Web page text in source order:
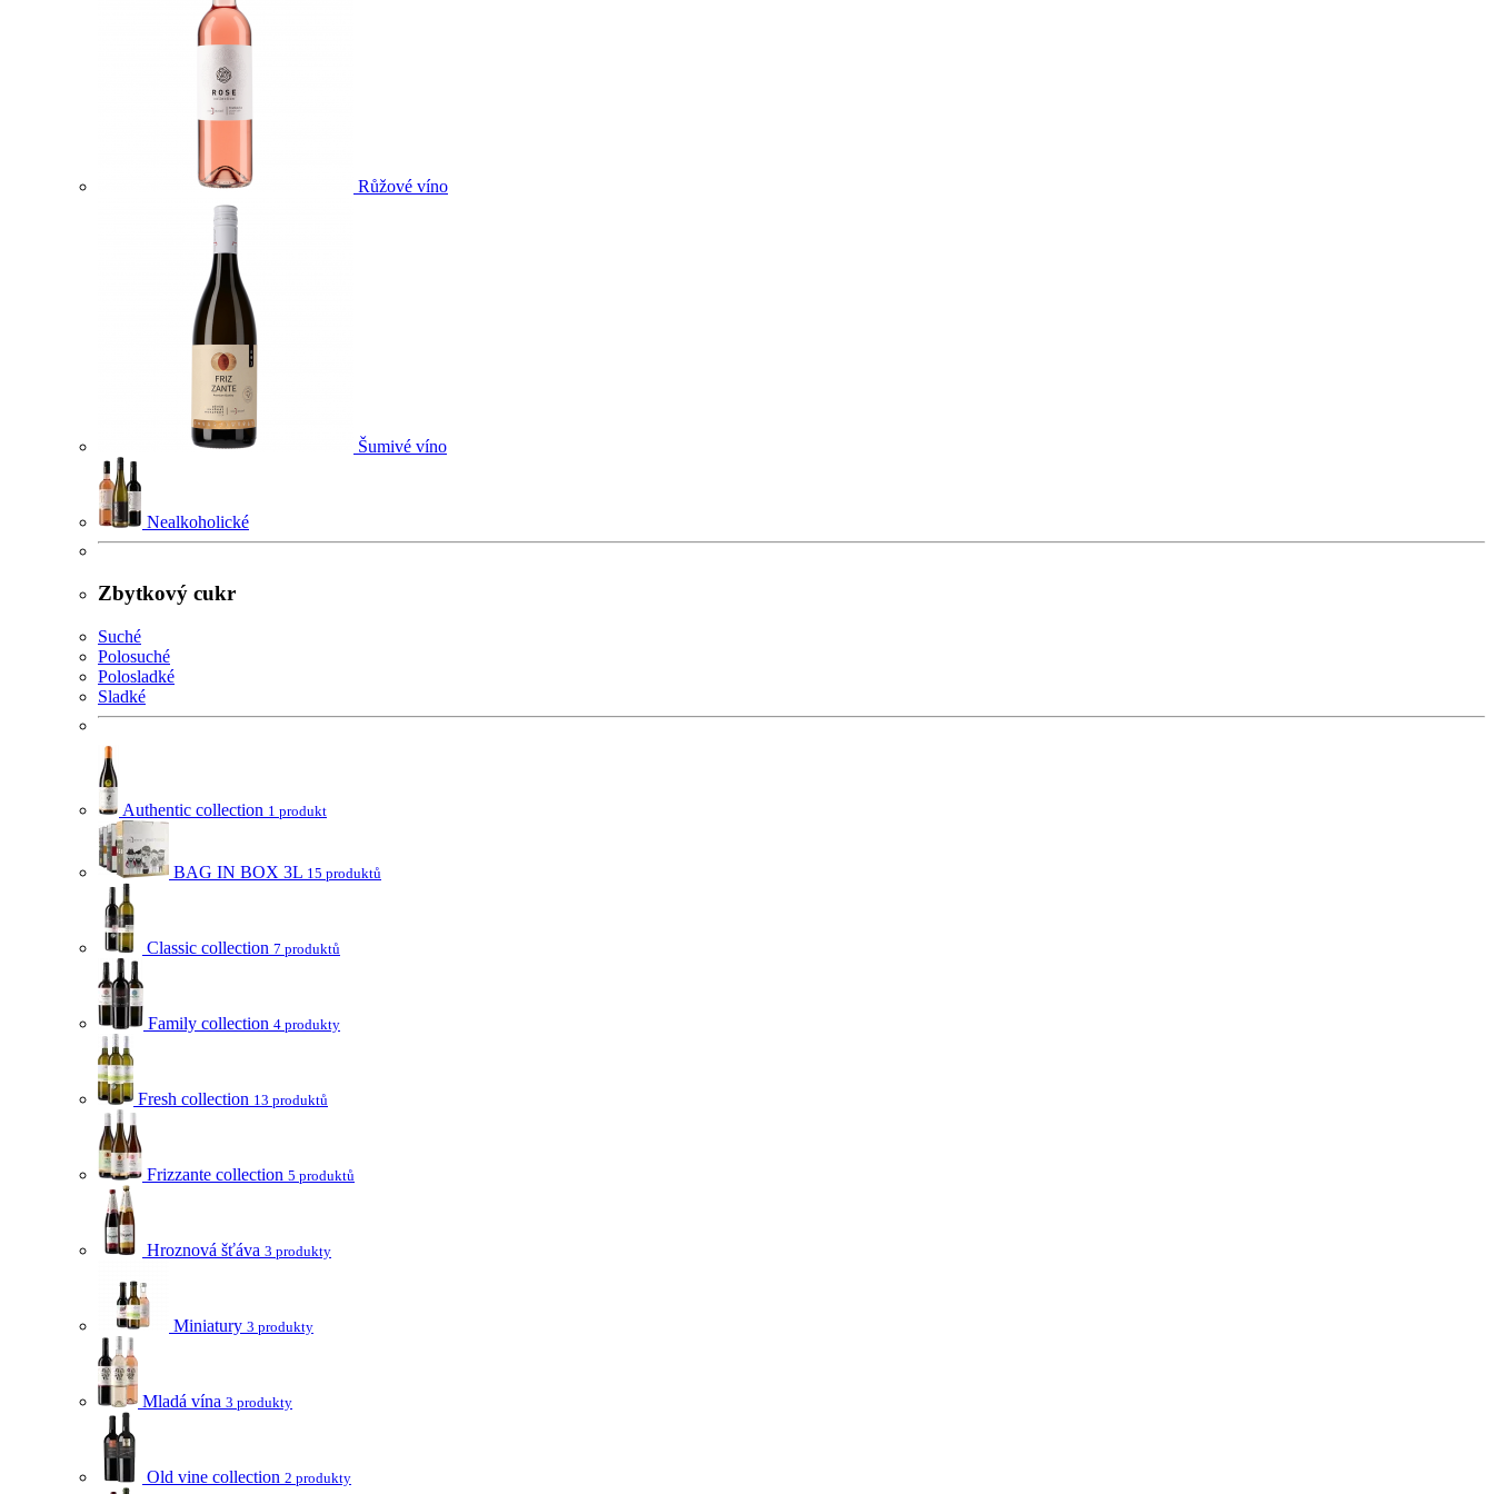
Růžové víno
Šumivé víno
Nealkoholické
Zbytkový cukr
Suché
Polosuché
Polosladké
Sladké
Authentic collection 1 produkt
BAG IN BOX 3L 15 produktů
Classic collection 7 produktů
Family collection 4 produkty
Fresh collection 13 produktů
Frizzante collection 5 produktů
Hroznová šťáva 3 produkty
Miniatury 3 produkty
Mladá vína 3 produkty
Old vine collection 2 produkty